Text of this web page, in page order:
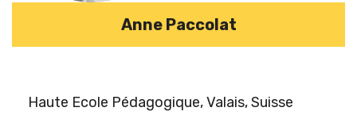
Anne Paccolat
Haute Ecole Pédagogique, Valais, Suisse